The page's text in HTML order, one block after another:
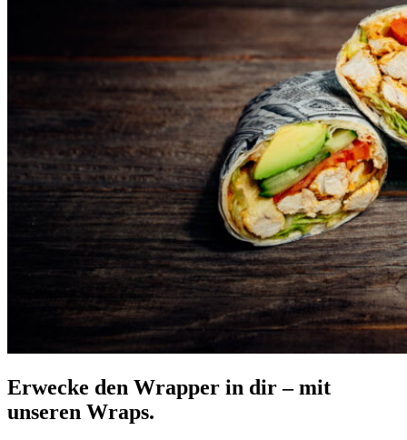
Erwecke den Wrapper in dir – mit
unseren Wraps.